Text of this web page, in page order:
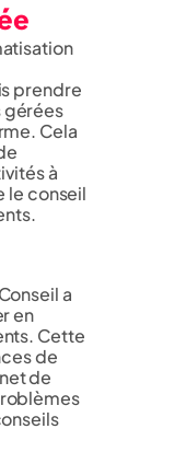
prendre
gérées
Cela
à
le conseil
a
en
Cette
de
de